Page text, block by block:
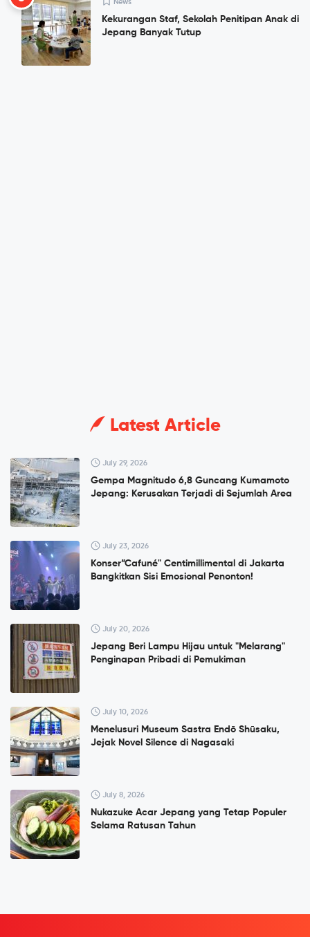
Kekurangan Staf, Sekolah Penitipan Anak di
Jepang Banyak Tutup
Latest Article
July 29, 2026
Gempa Magnitudo 6,8 Guncang Kumamoto
Jepang: Kerusakan Terjadi di Sejumlah Area
July 23, 2026
Konser”Cafuné" Centimillimental di Jakarta
Bangkitkan Sisi Emosional Penonton!
July 20, 2026
Jepang Beri Lampu Hijau untuk "Melarang"
Penginapan Pribadi di Pemukiman
July 10, 2026
Menelusuri Museum Sastra Endō Shūsaku,
Jejak Novel Silence di Nagasaki
July 8, 2026
Nukazuke Acar Jepang yang Tetap Populer
Selama Ratusan Tahun